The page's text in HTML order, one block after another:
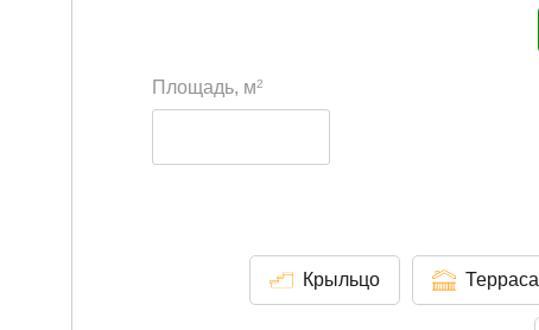
Площадь, м2
Крыльцо Терраса